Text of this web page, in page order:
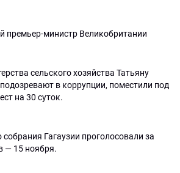
премьер-министр Великобритании
сельского хозяйства Татьяну
в коррупции, поместили под
на 30 суток.
Гагаузии проголосовали за
— 15 ноября.